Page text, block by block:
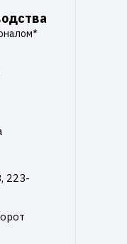
223-